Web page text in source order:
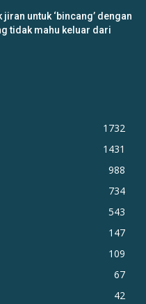
jiran untuk ‘bincang’ dengan
tidak mahu keluar dari
1732
1431
988
734
543
147
109
67
42